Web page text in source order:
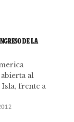
DE LA
al
frente a